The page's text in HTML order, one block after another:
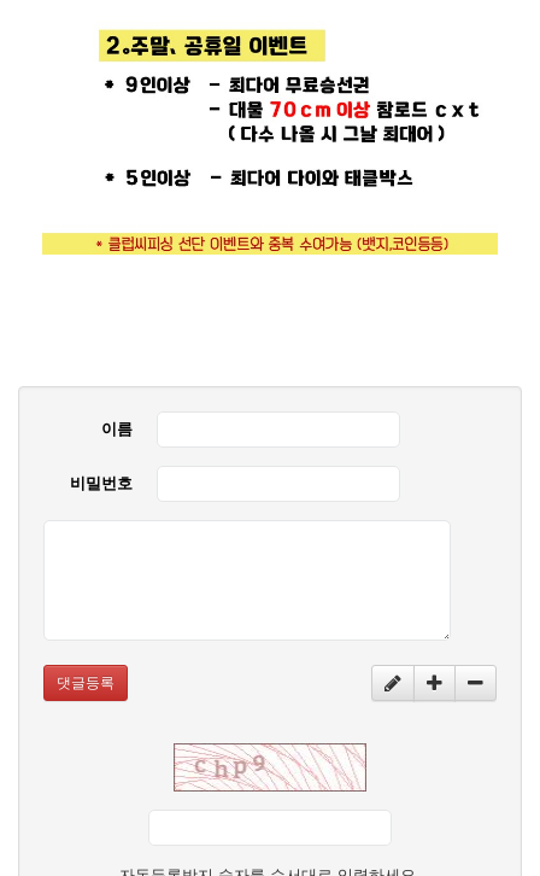
이름
비밀번호
댓글등록